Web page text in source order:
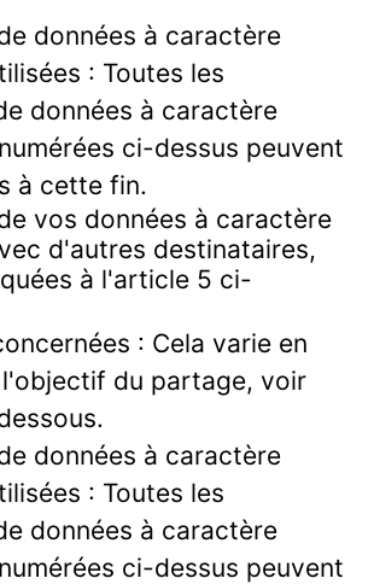
données à caractère
: Toutes les
données à caractère
ci-dessus peuvent
à cette fin.
vos données à caractère
d'autres destinataires,
à l'article 5 ci-
: Cela varie en
du partage, voir
données à caractère
: Toutes les
données à caractère
ci-dessus peuvent